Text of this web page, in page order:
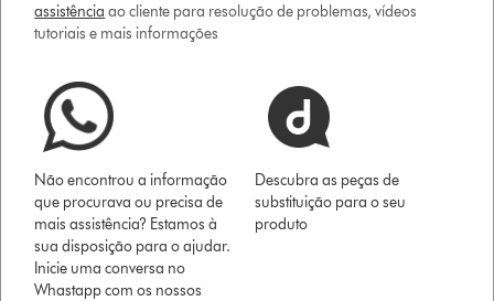
assistência ao cliente para resolução de problemas, vídeos
tutoriais e mais informações
Não encontrou a informação
que procurava ou precisa de
mais assistência? Estamos à
sua disposição para o ajudar.
Inicie uma conversa no
Whastapp com os nossos
Descubra as peças de
substituição para o seu
produto